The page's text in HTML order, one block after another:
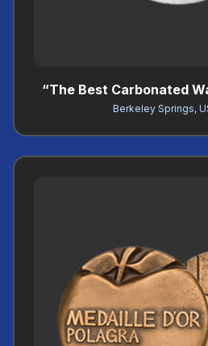
“The Best Carbonated
Berkeley Springs,